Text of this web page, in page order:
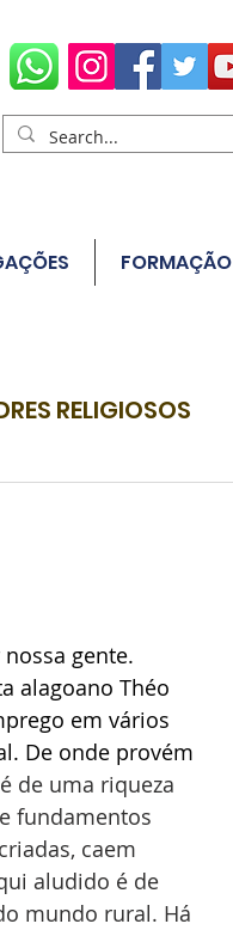
FORMAÇÃO
RELIGIOSOS
gente.
alagoano Théo
em vários
De onde provém
de uma riqueza
fundamentos
caem
aludido é de
mundo rural. Há